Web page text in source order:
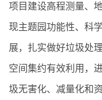
项目建设高程测量、
现主题园功能性、科
展，扎实做好垃圾处
空间集约有效利用，
圾无害化、减量化和